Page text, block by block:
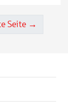
Seite →